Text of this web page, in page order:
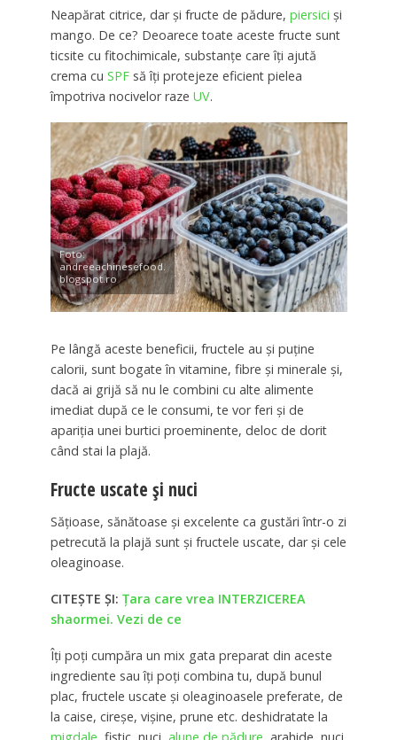
Neapărat citrice, dar şi fructe de pădure, piersici şi
mango. De ce? Deoarece toate aceste fructe sunt
ticsite cu fitochimicale, substanţe care îţi ajută
crema cu SPFsă îţi protejeze eficient pielea
împotriva nocivelor raze UV.
Foto:
andreeachinesefood.
blogspot.ro
Pe lângă aceste beneficii, fructele au şi puţine
calorii, sunt bogate în vitamine, fibre şi minerale şi,
dacă ai grijă să nu le combini cu alte alimente
imediat după ce le consumi, te vor feri şi de
apariţia unei burtici proeminente, deloc de dorit
când stai la plajă.
Fructe uscate şi nuci
Săţioase, sănătoase şi excelente ca gustări într-o zi
petrecută la plajă sunt şi fructele uscate, dar şi cele
oleaginoase.
CITEȘTE ȘI: Ţara care vrea INTERZICEREA
shaormei. Vezi de ce
Îţi poţi cumpăra un mix gata preparat din aceste
ingrediente sau îţi poţi combina tu, după bunul
plac, fructele uscate şi oleaginoasele preferate, de
la caise, cireşe, vişine, prune etc. deshidratate la
migdale , fistic, nuci, alune de pădure , arahide, nuci